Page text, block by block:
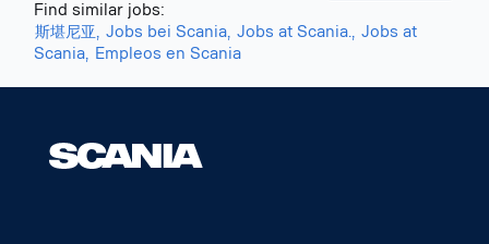
Find similar jobs:
斯堪尼亚, Jobs bei Scania, Jobs at Scania., Jobs at
Scania, Empleos en Scania